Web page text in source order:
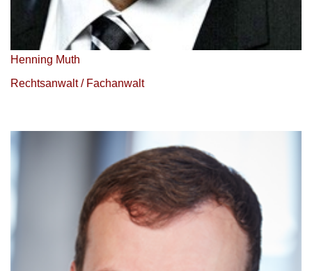
Henning Muth
Rechtsanwalt / Fachanwalt